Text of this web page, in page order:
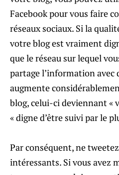
Facebook pour vous faire
réseaux sociaux. Si la
votre blog est vraiment
que le réseau sur lequel
partage l’information avec
augmente
blog, celui-ci deviennant «
« digne d’être suivi par le
Par conséquent, ne
intéressants. Si vous avez